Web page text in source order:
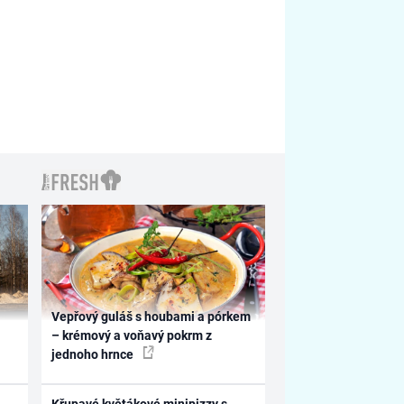
Vepřový guláš s houbami a pórkem
– krémový a voňavý pokrm z
jednoho hrnce